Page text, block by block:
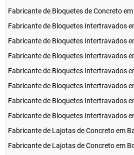
Fabricante de Bloquetes de Concreto
Fabricante de Bloquetes Intertravados
Fabricante de Bloquetes Intertravados
Fabricante de Bloquetes Intertravados
Fabricante de Bloquetes Intertravados
Fabricante de Bloquetes Intertravados
Fabricante de Bloquetes Intertravados
Fabricante de Bloquetes Intertravados
Fabricante de Lajotas de Concreto em
Fabricante de Lajotas de Concreto em